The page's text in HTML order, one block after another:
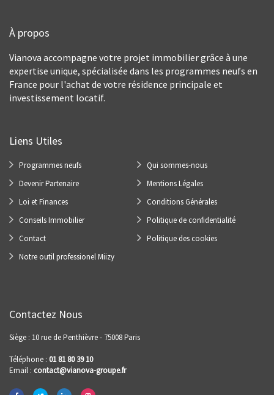
À propos
Vianova accompagne votre projet immobilier grâce à une
expertise unique, spécialisée dans les programmes neufs en
France pour l'achat de votre résidence principale et
investissement locatif.
Liens Utiles
Programmes neufs
Devenir Partenaire
Loi et Finances
Conseils Immobilier
Contact
Notre outil professionel Miizy
Qui sommes-nous
Mentions Légales
Conditions Générales
Politique de confidentialité
Politique des cookies
Contactez Nous
Siège : 10 rue de Penthièvre - 75008 Paris
Téléphone : 01 81 80 39 10
Email : contact@vianova-groupe.fr